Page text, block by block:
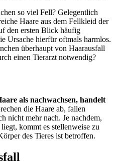
so viel Fell? Gelegentlich
Haare aus dem Fellkleid der
den ersten Blick häufig
Ursache hierfür oftmals harmlos.
überhaupt von Haarausfall
einen Tierarzt notwendig?
als nachwachsen, handelt
die Haare ab, fallen
nicht mehr nach. Je nachdem,
kommt es stellenweise zu
des Tieres ist betroffen.